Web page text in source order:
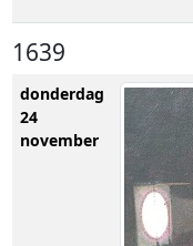
1639
donderdag
24
november